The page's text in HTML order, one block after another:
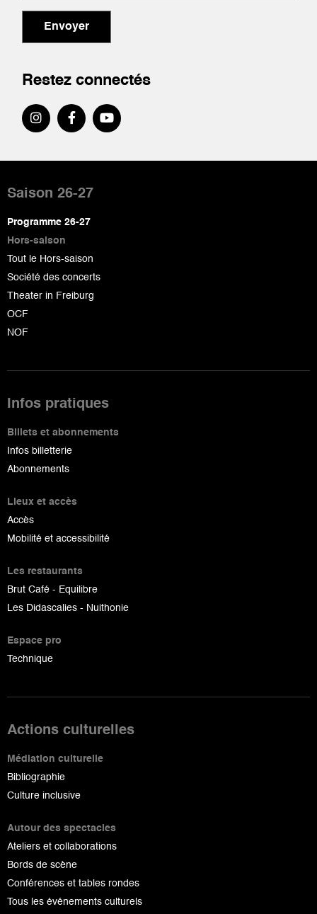
Envoyer
Restez connectés
de
page
Saison 26-27
Programme 26-27
Hors-saison
Tout le Hors-saison
Société des concerts
Theater in Freiburg
OCF
NOF
Infos pratiques
Billets et abonnements
Infos billetterie
Abonnements
Lieux et accès
Accès
Mobilité et accessibilité
Les restaurants
Brut Café - Equilibre
Les Didascalies - Nuithonie
Espace pro
Technique
Actions culturelles
Médiation culturelle
Bibliographie
Culture inclusive
Autour des spectacles
Ateliers et collaborations
Bords de scène
Conférences et tables rondes
Tous les événements culturels